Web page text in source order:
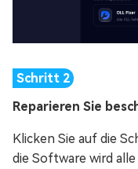
Reparieren Sie
Klicken Sie auf die
die Software wird